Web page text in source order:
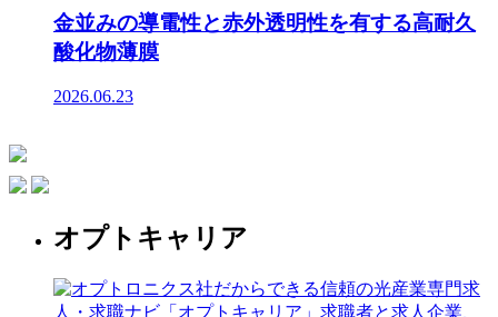
金並みの導電性と赤外透明性を有する高耐久
酸化物薄膜
2026.06.23
オプトキャリア